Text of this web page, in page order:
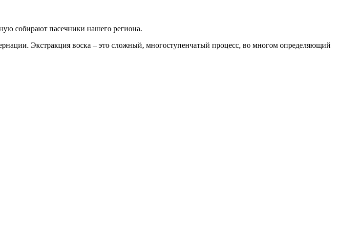
собирают пасечники нашего региона.
Экстракция воска – это сложный, многоступенчатый процесс, во многом определяющий